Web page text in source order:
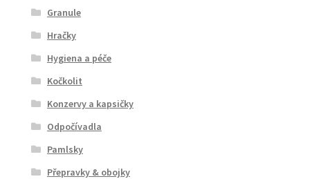
Granule
Hračky
Hygiena a péče
Kočkolit
Konzervy a kapsičky
Odpočívadla
Pamlsky
Přepravky & obojky